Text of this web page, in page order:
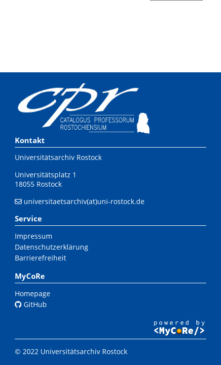
Kontakt
Universitätsarchiv Rostock
Universitätsplatz 1
18055 Rostock
universitaetsarchiv(at)uni-rostock.de
Service
Impressum
Datenschutzerklärung
Barrierefreiheit
MyCoRe
Homepage
GitHub
© 2022 Universitätsarchiv Rostock